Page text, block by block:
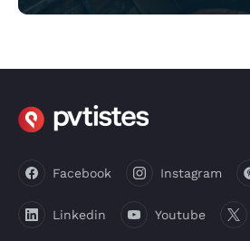
Facebook Instagram
Linkedin Youtube